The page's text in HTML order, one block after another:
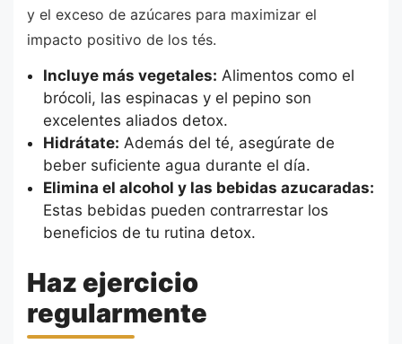
y el exceso de azúcares para maximizar el
impacto positivo de los tés.
Incluye más vegetales: Alimentos como el
brócoli, las espinacas y el pepino son
excelentes aliados detox.
Hidrátate: Además del té, asegúrate de
beber suficiente agua durante el día.
Elimina el alcohol y las bebidas azucaradas:
Estas bebidas pueden contrarrestar los
beneficios de tu rutina detox.
Haz ejercicio
regularmente